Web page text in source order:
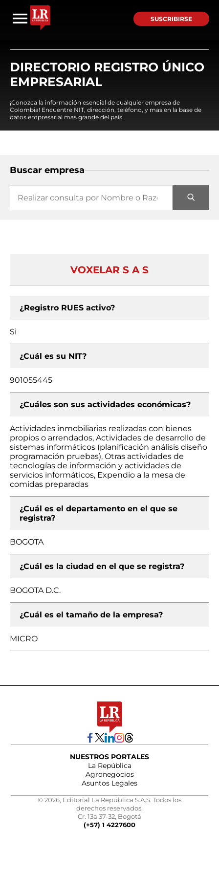
SUSCRIBIRSE
DIRECTORIO REGISTRO ÚNICO
EMPRESARIAL
¡Conozca la información esencial de cualquier empresa de
Colombia! Encuentre NIT, dirección, teléfono, y mas en la base de
datos empresarial mas grande del país.
Buscar empresa
VOXELAR S A S
¿Registro RUES activo?
Si
¿Cuál es su NIT?
901055445
¿Cuáles son sus actividades económicas?
Actividades inmobiliarias realizadas con bienes
propios o arrendados, Actividades de desarrollo de
sistemas informáticos (planificación análisis diseño
programación pruebas), Otras actividades de
tecnologías de información y actividades de
servicios informáticos, Expendio a la mesa de
comidas preparadas
¿Cuál es el departamento en el que se
registra?
BOGOTA
¿Cuál es la ciudad en el que se registra?
BOGOTA D.C.
¿Cuál es el tamaño de la empresa?
MICRO
NUESTROS PORTALES
La República
Agronegocios
Asuntos Legales
© 2026, Editorial La República S.A.S. Todos los
derechos reservados.
Cr. 13a 37-32, Bogotá
(+57) 1 4227600